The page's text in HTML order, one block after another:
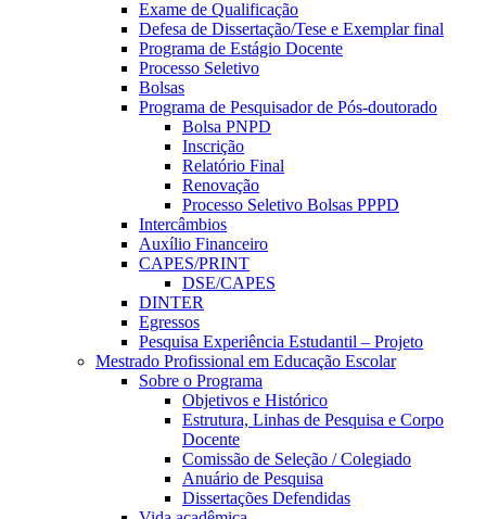
Exame de Qualificação
Defesa de Dissertação/Tese e Exemplar final
Programa de Estágio Docente
Processo Seletivo
Bolsas
Programa de Pesquisador de Pós-doutorado
Bolsa PNPD
Inscrição
Relatório Final
Renovação
Processo Seletivo Bolsas PPPD
Intercâmbios
Auxílio Financeiro
CAPES/PRINT
DSE/CAPES
DINTER
Egressos
Pesquisa Experiência Estudantil – Projeto
Mestrado Profissional em Educação Escolar
Sobre o Programa
Objetivos e Histórico
Estrutura, Linhas de Pesquisa e Corpo
Docente
Comissão de Seleção / Colegiado
Anuário de Pesquisa
Dissertações Defendidas